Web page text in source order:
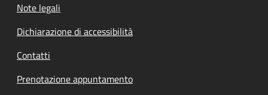
Note legali
Dichiarazione di accessibilità
Contatti
Prenotazione appuntamento